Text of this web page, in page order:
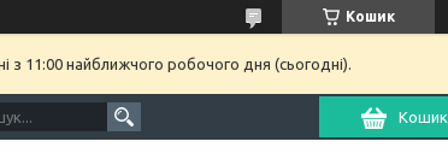
Кошик
з 11:00 найближчого робочого дня (сьогодні).
Кошик